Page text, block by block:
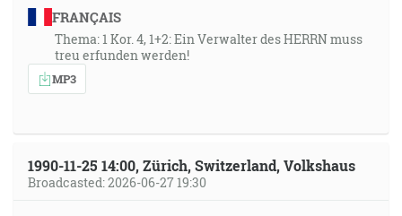
FRANÇAIS
Thema: 1 Kor. 4, 1+2: Ein Verwalter des HERRN muss
treu erfunden werden!
MP3
1990-11-25 14:00, Zürich, Switzerland, Volkshaus
Broadcasted: 2026-06-27 19:30